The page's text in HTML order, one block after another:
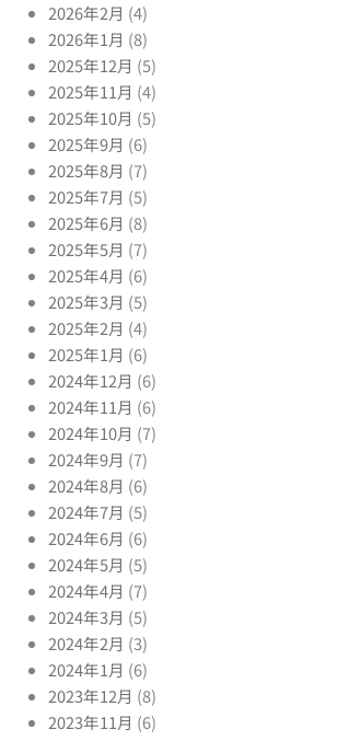
2026年2月 (4)
2026年1月 (8)
2025年12月 (5)
2025年11月 (4)
2025年10月 (5)
2025年9月 (6)
2025年8月 (7)
2025年7月 (5)
2025年6月 (8)
2025年5月 (7)
2025年4月 (6)
2025年3月 (5)
2025年2月 (4)
2025年1月 (6)
2024年12月 (6)
2024年11月 (6)
2024年10月 (7)
2024年9月 (7)
2024年8月 (6)
2024年7月 (5)
2024年6月 (6)
2024年5月 (5)
2024年4月 (7)
2024年3月 (5)
2024年2月 (3)
2024年1月 (6)
2023年12月 (8)
2023年11月 (6)